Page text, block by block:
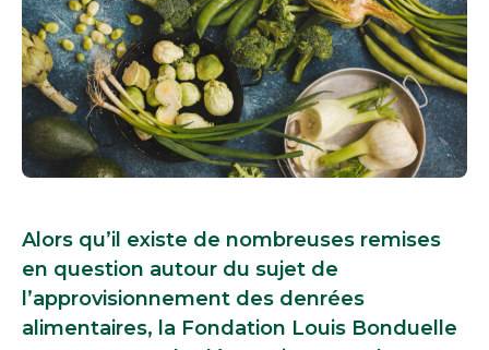
Alors qu’il existe de nombreuses remises
en question autour du sujet de
l’approvisionnement des denrées
alimentaires, la Fondation Louis Bonduelle